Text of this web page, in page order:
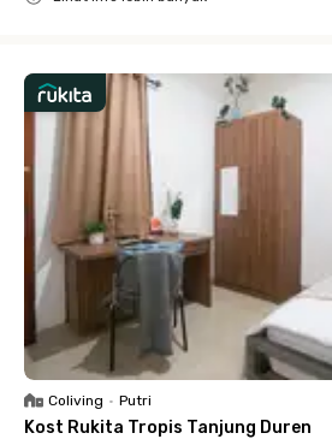
Coliving • Putri
Kost Rukita Tropis Tanjung Duren